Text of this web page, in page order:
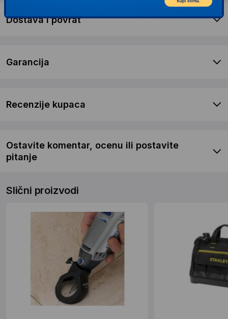
Dostava i povrat
Garancija
Recenzije kupaca
Ostavite komentar, ocenu ili postavite
pitanje
Slični proizvodi